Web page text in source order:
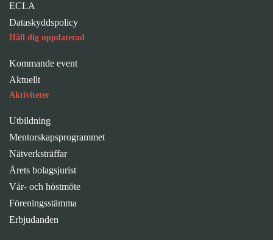
ECLA
Dataskyddspolicy
Håll dig uppdaterad
Kommande event
Aktuellt
Aktiviteter
Utbildning
Mentorskapsprogrammet
Nätverksträffar
Årets bolagsjurist
Vår- och höstmöte
Föreningsstämma
Erbjudanden